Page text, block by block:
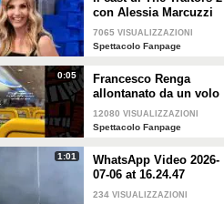
con Alessia Marcuzzi
7065 VISUALIZZAZIONI
Spettacolo Fanpage
0:05
Francesco Renga
allontanato da un volo
Ryanair dopo una
discussione con gli
12080 VISUALIZZAZIONI
Spettacolo Fanpage
1:01
WhatsApp Video 2026-
07-06 at 16.24.47
234 VISUALIZZAZIONI